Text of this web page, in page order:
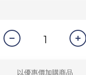
以優惠價加購商品